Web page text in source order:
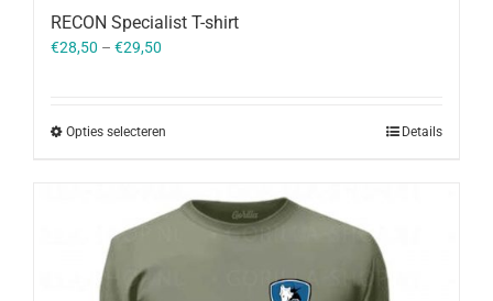
RECON Specialist T-shirt
€28,50 – €29,50
Opties selecteren Details